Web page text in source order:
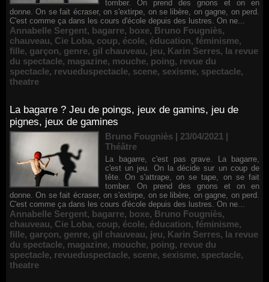
tomber. On prend des gnons et on en
donne. On se fait écraser, on s'extirpe, on se libère, on gagne, on perd.
C'est comme ça dans les cours d'école depuis des lustres. On ne...
Annabelle Sergent, bagarre, boxe, Bruno Fougniès,
chauveau, Cie Loba, coup, école, éducation, féminisme,
fille, garçon, genre, gil chauveau, jeu, Karin Serres, la revue
du spectacle, magazine, mouche, poing, revue du
spectacle, revueduspectacle, scene, sexisme, spectacle,
theatre
La bagarre ? Jeu de poings, jeux de gamins, jeu de
pignes, jeux de gamines
Bruno Fougniès | 23/04/2021 |
Théâtre
La bagarre, c'est pas grave. La bagarre,
c'est un jeu. On la décide sur un coup de
tête. On s'attrape, on se tape, on se fait
tomber. On prend des gnons et on en
donne. On se fait écraser, on s'extirpe, on se libère, on gagne, on perd.
C'est comme ça dans les cours d'école depuis des lustres. On ne...
Annabelle Sergent, bagarre, boxe, Bruno Fougniès,
chauveau, Cie Loba, coup, école, éducation, féminisme,
fille, garçon, genre, gil chauveau, jeu, Karin Serres, la revue
du spectacle, magazine, mouche, poing, revue du
spectacle, revueduspectacle, scene, sexisme, spectacle,
theatre